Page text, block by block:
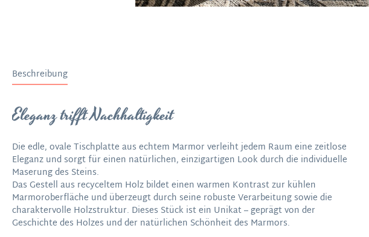
Beschreibung
Eleganz trifft Nachhaltigkeit
Die edle, ovale Tischplatte aus echtem Marmor verleiht jedem Raum eine zeitlose
Eleganz und sorgt für einen natürlichen, einzigartigen Look durch die individuelle
Maserung des Steins.
Das Gestell aus recyceltem Holz bildet einen warmen Kontrast zur kühlen
Marmoroberfläche und überzeugt durch seine robuste Verarbeitung sowie die
charaktervolle Holzstruktur. Dieses Stück ist ein Unikat – geprägt von der
Geschichte des Holzes und der natürlichen Schönheit des Marmors.